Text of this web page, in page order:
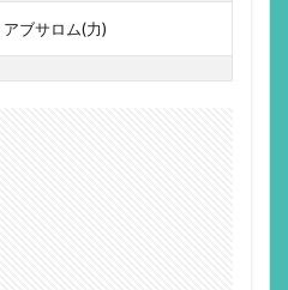
アブサロム(力)